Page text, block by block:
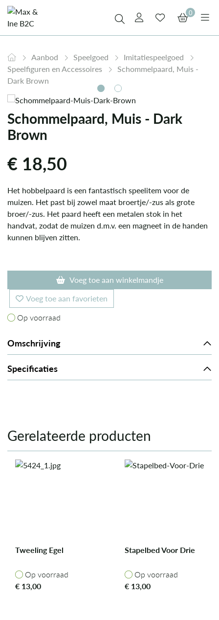
0
Aanbod Speelgoed
Imitatiespeelgoed
Speelfiguren en Accessoires
Schommelpaard, Muis -
Dark Brown
Schommelpaard, Muis - Dark
Brown
€ 18,50
Het hobbelpaard is een fantastisch speelitem voor de
muizen. Het past bij zowel maat broertje/-zus als grote
broer/-zus. Het paard heeft een metalen stok in het
handvat, zodat de muizen d.m.v. een magneet in de handen
kunnen blijven zitten.
Voeg toe aan winkelmandje
Voeg toe aan favorieten
Op voorraad
Op voorraad
Omschrijving
Specificaties
Gerelateerde producten
Tweeling Egel
Op voorraad
Op voorraad
€ 13,00
Stapelbed Voor Drie
Op voorraad
Op voorraad
€ 13,00